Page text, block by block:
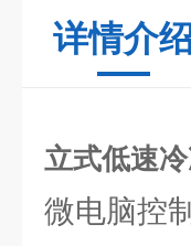
详情介
立式低速
微电脑控